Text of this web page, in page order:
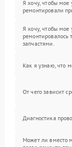
Я хочу, чтобы мое
ремонтировали
Я хочу, чтобы мое
ремонтировалось
запчастями.
Как я узнаю, что
От чего зависит
Диагностика
Может ли вместо